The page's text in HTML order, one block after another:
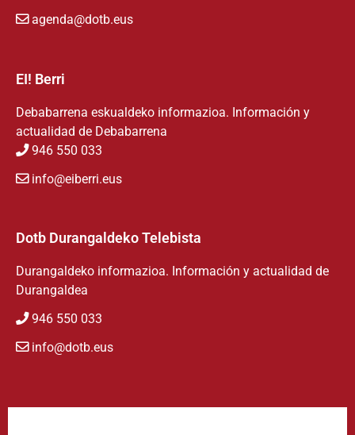
agenda@dotb.eus
EI! Berri
Debabarrena eskualdeko informazioa. Información y
actualidad de Debabarrena
946 550 033
info@eiberri.eus
Dotb Durangaldeko Telebista
Durangaldeko informazioa. Información y actualidad de
Durangaldea
946 550 033
info@dotb.eus